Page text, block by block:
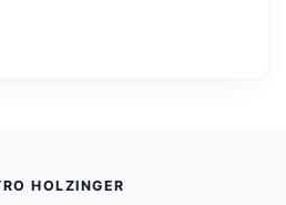
HOLZINGER